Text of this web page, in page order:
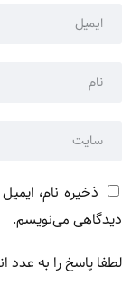
ذخیره نام،
دیدگاهی می‌نویسم.
لطفا پاسخ را به عدد